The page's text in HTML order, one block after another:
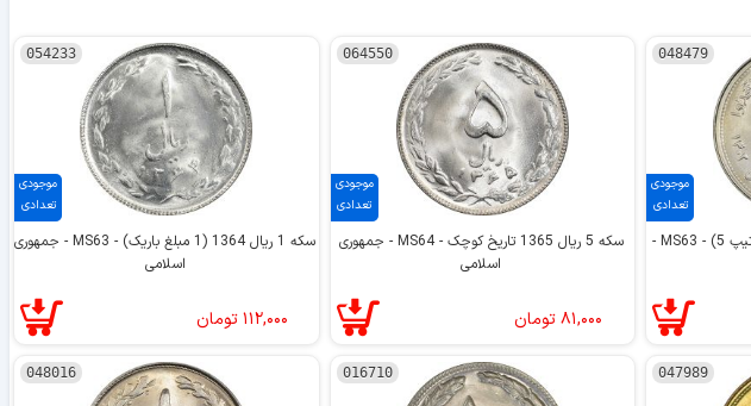
موجودی
تعدادی
048479
سکه 10 ریال 1361 قدس بزرگ (تیپ 5) - MS63 -
موجودی
تعدادی
064550
سکه 5 ریال 1365 تاریخ کوچک - MS64 - جمهوری
اسلامی
۸۱,۰۰۰ تومان
موجودی
تعدادی
054233
سکه 1 ریال 1364 (1 مبلغ باریک) - MS63 - جمهوری
اسلامی
۱۱۲,۰۰۰ تومان
047989
016710
048016